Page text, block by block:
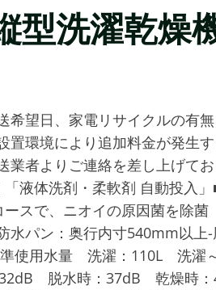
型洗濯乾
希望日、家電リサイクルの有
環境により追加料金が発生
業者よりご連絡を差し上げて
液体洗剤・柔軟剤 自動投入
スで、ニオイの原因菌を除
水パン：奥行内寸540mm以
使用水量 洗濯：110L 洗
脱水時：37dB 乾燥時